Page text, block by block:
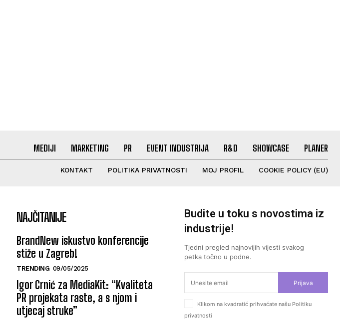
MEDIJI MARKETING PR EVENT INDUSTRIJA R&D SHOWCASE PLANER
KONTAKT POLITIKA PRIVATNOSTI MOJ PROFIL COOKIE POLICY (EU)
NAJČITANIJE
BrandNew iskustvo konferencije
stiže u Zagreb!
TRENDING 09/05/2025
Igor Crnić za MediaKit: “Kvaliteta
PR projekata raste, a s njom i
utjecaj struke”
Budite u toku s novostima iz
industrije!
Tjedni pregled najnovijih vijesti svakog
petka točno u podne.
Prijava
Klikom na kvadratić prihvaćate našu Politiku
privatnosti